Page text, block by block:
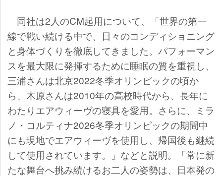
同社は2人のCM起用について、「世界の第一
線で戦い続ける中で、日々のコンディショニング
と身体づくりを徹底してきました。パフォーマン
スを最大限に発揮するために睡眠の質を重視し、
三浦さんは北京2022冬季オリンピックの頃か
ら、木原さんは2010年の高校時代から、長年に
わたりエアウィーヴの寝具を愛用。さらに、ミラ
ノ・コルティナ2026冬季オリンピックの期間中
にも現地でエアウィーヴを使用し、帰国後も継続
して使用されています。」などと説明。「常に新
たな舞台へ挑み続けるお二人の姿勢は、日本発の